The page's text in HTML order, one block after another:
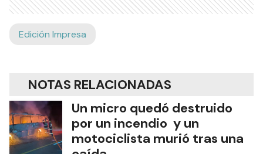
Edición Impresa
NOTAS RELACIONADAS
Un micro quedó destruido
por un incendio y un
motociclista murió tras una